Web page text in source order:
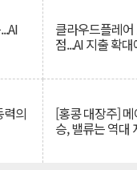
클라우드플레
점...AI 지출 확
의 [홍콩 대장주]
승, 밸류는 역대